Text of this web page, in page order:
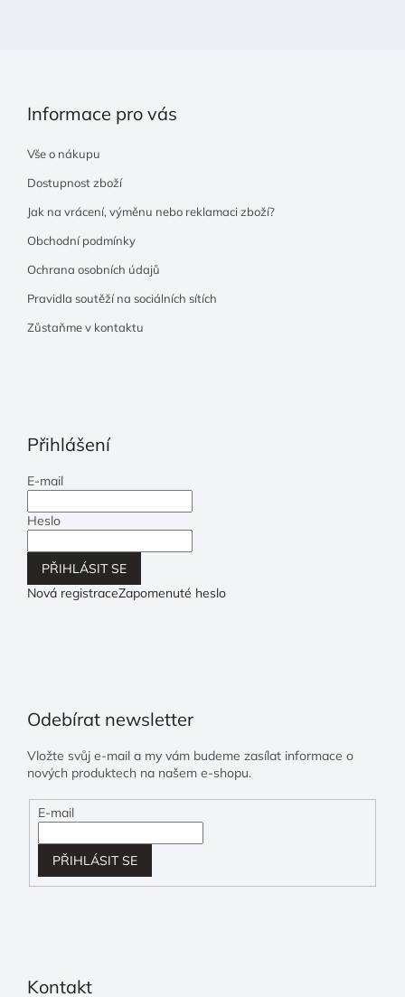
Informace pro vás
Vše o nákupu
Dostupnost zboží
Jak na vrácení, výměnu nebo reklamaci zboží?
Obchodní podmínky
Ochrana osobních údajů
Pravidla soutěží na sociálních sítích
Zůstaňme v kontaktu
Přihlášení
E-mail
Heslo
PŘIHLÁSIT SE
Nová registraceZapomenuté heslo
Odebírat newsletter
Vložte svůj e-mail a my vám budeme zasílat informace o
nových produktech na našem e-shopu.
E-mail
PŘIHLÁSIT SE
Kontakt